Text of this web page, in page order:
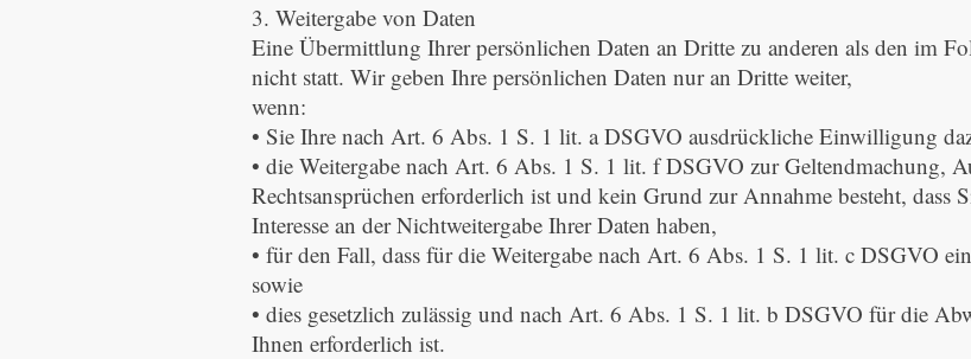
3. Weitergabe von Daten
Eine Übermittlung Ihrer persönlichen Daten an Dritte zu anderen als den im
nicht statt. Wir geben Ihre persönlichen Daten nur an Dritte weiter,
wenn:
• Sie Ihre nach Art. 6 Abs. 1 S. 1 lit. a DSGVO ausdrückliche Einwilligung
• die Weitergabe nach Art. 6 Abs. 1 S. 1 lit. f DSGVO zur Geltendmachung,
Rechtsansprüchen erforderlich ist und kein Grund zur Annahme besteht, dass
Interesse an der Nichtweitergabe Ihrer Daten haben,
• für den Fall, dass für die Weitergabe nach Art. 6 Abs. 1 S. 1 lit. c DSGVO
sowie
• dies gesetzlich zulässig und nach Art. 6 Abs. 1 S. 1 lit. b DSGVO für die
Ihnen erforderlich ist.